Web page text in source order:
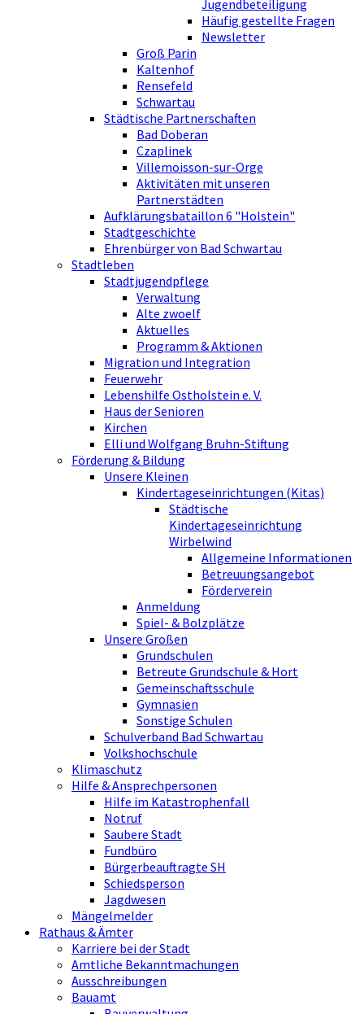
Jugendbeteiligung
Häufig gestellte Fragen
Newsletter
Groß Parin
Kaltenhof
Rensefeld
Schwartau
Städtische Partnerschaften
Bad Doberan
Czaplinek
Villemoisson-sur-Orge
Aktivitäten mit unseren
Partnerstädten
Aufklärungsbataillon 6 "Holstein"
Stadtgeschichte
Ehrenbürger von Bad Schwartau
Stadtleben
Stadtjugendpflege
Verwaltung
Alte zwoelf
Aktuelles
Programm & Aktionen
Migration und Integration
Feuerwehr
Lebenshilfe Ostholstein e. V.
Haus der Senioren
Kirchen
Elli und Wolfgang Bruhn-Stiftung
Förderung & Bildung
Unsere Kleinen
Kindertageseinrichtungen (Kitas)
Städtische
Kindertageseinrichtung
Wirbelwind
Allgemeine Informationen
Betreuungsangebot
Förderverein
Anmeldung
Spiel- & Bolzplätze
Unsere Großen
Grundschulen
Betreute Grundschule & Hort
Gemeinschaftsschule
Gymnasien
Sonstige Schulen
Schulverband Bad Schwartau
Volkshochschule
Klimaschutz
Hilfe & Ansprechpersonen
Hilfe im Katastrophenfall
Notruf
Saubere Stadt
Fundbüro
Bürgerbeauftragte SH
Schiedsperson
Jagdwesen
Mängelmelder
Rathaus & Ämter
Karriere bei der Stadt
Amtliche Bekanntmachungen
Ausschreibungen
Bauamt